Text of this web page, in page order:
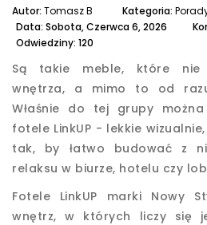
Autor: Tomasz B Kategoria:
Data: Sobota,Czerwca6,2026
Odwiedziny: 120
Są takie meble, które nie
wnętrza, a mimo to od
Właśnie do tej grupy
fotele LinkUP - lekkie
tak, by łatwo budować z
relaksu w biurze, hotelu czy
Fotele LinkUP marki Nowy
wnętrz, w których liczy się